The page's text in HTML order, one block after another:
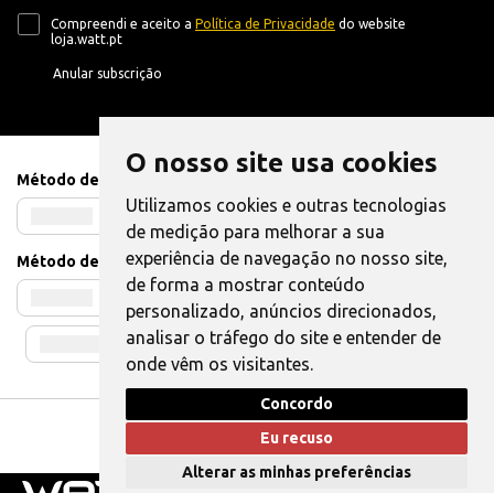
O nosso site usa cookies
Utilizamos cookies e outras tecnologias
de medição para melhorar a sua
experiência de navegação no nosso site,
de forma a mostrar conteúdo
personalizado, anúncios direcionados,
analisar o tráfego do site e entender de
onde vêm os visitantes.
Concordo
Eu recuso
Alterar as minhas preferências
Compreendi e aceito a Política de Privacidade do website
loja.watt.pt
Anular subscrição
Método de Pagamento
Método de Envio
Livro de Reclamações | Também pode Elogiar
WATT © 2025. Todos os direitos reservados.